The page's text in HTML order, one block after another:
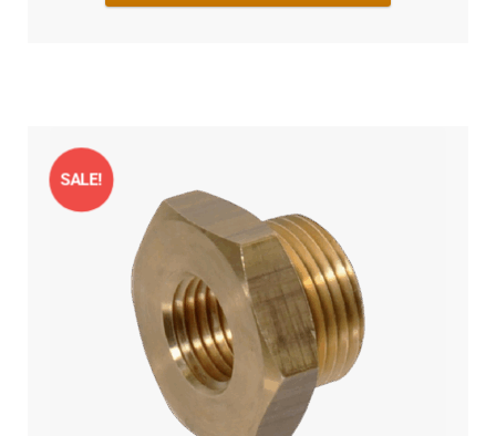
SALE!